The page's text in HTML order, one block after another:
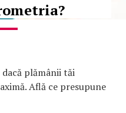
plămânii tăi
Află ce presupune